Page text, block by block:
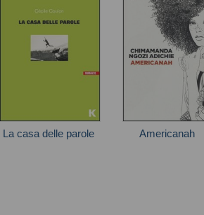
La casa delle parole Americanah